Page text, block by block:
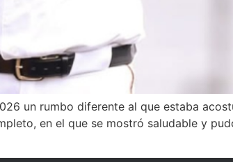
un rumbo diferente al que estaba
en el que se mostró saludable y